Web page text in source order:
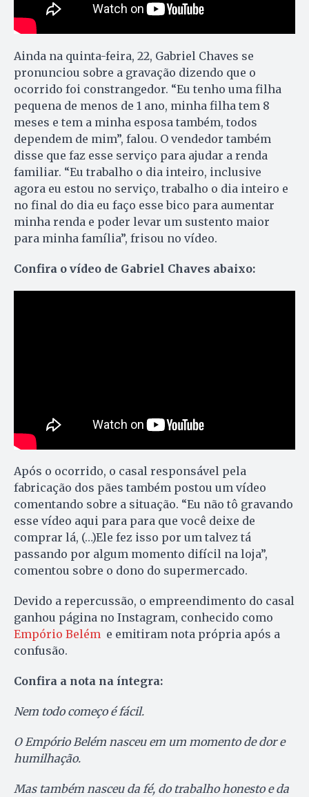
Ainda na quinta-feira, 22, Gabriel Chaves se
pronunciou sobre a gravação dizendo que o
ocorrido foi constrangedor. “Eu tenho uma filha
pequena de menos de 1 ano, minha filha tem 8
meses e tem a minha esposa também, todos
dependem de mim”, falou. O vendedor também
disse que faz esse serviço para ajudar a renda
familiar. “Eu trabalho o dia inteiro, inclusive
agora eu estou no serviço, trabalho o dia inteiro e
no final do dia eu faço esse bico para aumentar
minha renda e poder levar um sustento maior
para minha família”, frisou no vídeo.
Confira o vídeo de Gabriel Chaves abaixo:
Após o ocorrido, o casal responsável pela
fabricação dos pães também postou um vídeo
comentando sobre a situação. “Eu não tô gravando
esse vídeo aqui para para que você deixe de
comprar lá, (…)Ele fez isso por um talvez tá
passando por algum momento difícil na loja”,
comentou sobre o dono do supermercado.
Devido a repercussão, o empreendimento do casal
ganhou página no Instagram, conhecido como
Empório Belém e emitiram nota própria após a
confusão.
Confira a nota na íntegra:
Nem todo começo é fácil.
O Empório Belém nasceu em um momento de dor e
humilhação.
Mas também nasceu da fé, do trabalho honesto e da